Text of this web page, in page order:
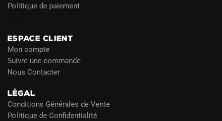
Politique de paiement
ESPACE CLIENT
Mon compte
Suivre une commande
Nous Contacter
LÉGAL
Conditions Générales de Vente
Politique de Confidentialité